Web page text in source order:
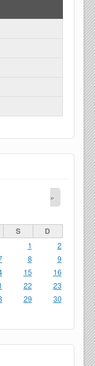
»
S D
1
2
8
9
15
16
22
23
29
30